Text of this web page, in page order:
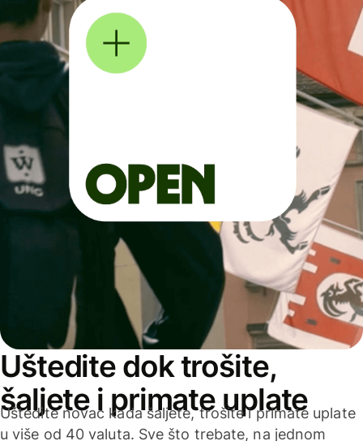
Uštedite dok trošite,
šaljete i primate uplate
Uštedite novac kada šaljete, trošite i primate uplate
u više od 40 valuta. Sve što trebate, na jednom